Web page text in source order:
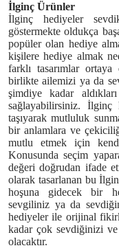
İlginç Ürünler
İlginç hediyeler
göstermekte oldukça
popüler olan hediye
kişilere hediye almak
farklı tasarımlar
birlikte ailemizi ya da
şimdiye kadar
sağlayabilirsiniz.
taşıyarak mutluluk
bir anlamlara ve
mutlu etmek için
Konusunda seçim
değeri doğrudan ifade
olarak tasarlanan bu
hoşuna gidecek bir
sevgiliniz ya da
hediyeler ile orijinal
kadar çok sevdiğinizi
olacaktır.